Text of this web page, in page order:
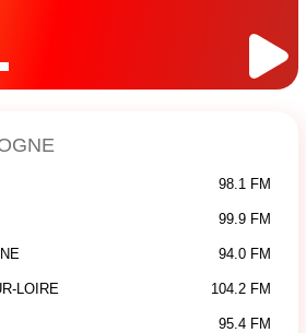
98.1 FM
99.9 FM
94.0 FM
LOIRE 104.2 FM
95.4 FM